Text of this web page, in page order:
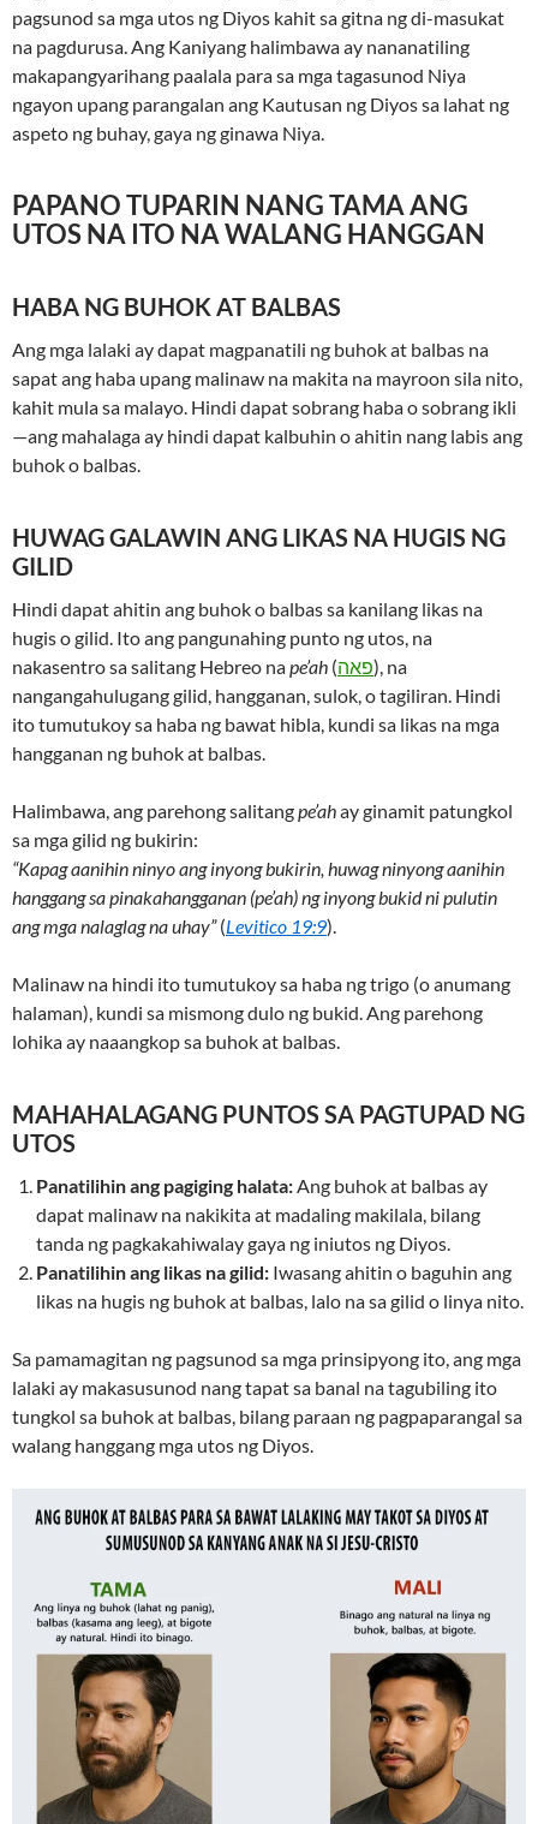
pagsunod sa mga utos ng Diyos kahit sa gitna ng di-masukat
na pagdurusa. Ang Kaniyang halimbawa ay nananatiling
makapangyarihang paalala para sa mga tagasunod Niya
ngayon upang parangalan ang Kautusan ng Diyos sa lahat ng
aspeto ng buhay, gaya ng ginawa Niya.
PAPANO TUPARIN NANG TAMA ANG
UTOS NA ITO NA WALANG HANGGAN
HABA NG BUHOK AT BALBAS
Ang mga lalaki ay dapat magpanatili ng buhok at balbas na
sapat ang haba upang malinaw na makita na mayroon sila nito,
kahit mula sa malayo. Hindi dapat sobrang haba o sobrang ikli
—ang mahalaga ay hindi dapat kalbuhin o ahitin nang labis ang
buhok o balbas.
HUWAG GALAWIN ANG LIKAS NA HUGIS NG
GILID
Hindi dapat ahitin ang buhok o balbas sa kanilang likas na
hugis o gilid. Ito ang pangunahing punto ng utos, na
nakasentro sa salitang Hebreo nape’ah (פאה), na
nangangahulugang gilid, hangganan, sulok, o tagiliran. Hindi
ito tumutukoy sa haba ng bawat hibla, kundi sa likas na mga
hangganan ng buhok at balbas.
Halimbawa, ang parehong salitangpe’ahay ginamit patungkol
sa mga gilid ng bukirin:
“Kapag aanihin ninyo ang inyong bukirin, huwag ninyong aanihin
hanggang sa pinakahangganan (pe’ah) ng inyong bukid ni pulutin
ang mga nalaglag na uhay”(Levitico 19:9).
Malinaw na hindi ito tumutukoy sa haba ng trigo (o anumang
halaman), kundi sa mismong dulo ng bukid. Ang parehong
lohika ay naaangkop sa buhok at balbas.
MAHAHALAGANG PUNTOS SA PAGTUPAD NG
UTOS
Panatilihin ang pagiging halata:Ang buhok at balbas ay
dapat malinaw na nakikita at madaling makilala, bilang
tanda ng pagkakahiwalay gaya ng iniutos ng Diyos.
Panatilihin ang likas na gilid: Iwasang ahitin o baguhin ang
likas na hugis ng buhok at balbas, lalo na sa gilid o linya nito.
Sa pamamagitan ng pagsunod sa mga prinsipyong ito, ang mga
lalaki ay makasusunod nang tapat sa banal na tagubiling ito
tungkol sa buhok at balbas, bilang paraan ng pagpaparangal sa
walang hanggang mga utos ng Diyos.